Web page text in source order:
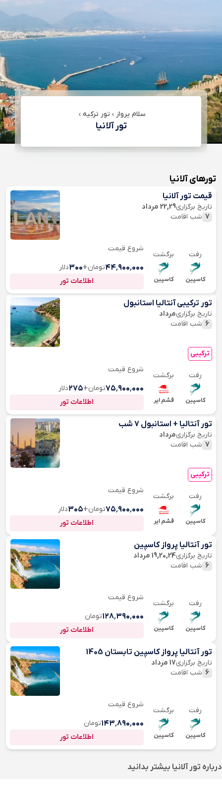
سلام پرواز تور ترکیه
تور آلانیا
تورهای آلانیا
تور آنتالیا + استانبول 7 شب
تاریخ برگزاریمرداد
7 شب اقامت
ترکیبی
رفت
کاسپین
برگشت
قشم ایر
شروع قیمت
۷۵٬۹۰۰٬۰۰۰تومان+۳۰۵دلار
اطلاعات تور
تور ترکیبی آنتالیا استانبول
تاریخ برگزاریمرداد
6 شب اقامت
ترکیبی
رفت
کاسپین
برگشت
قشم ایر
شروع قیمت
۷۵٬۹۰۰٬۰۰۰تومان+۲۷۵دلار
اطلاعات تور
قیمت تور آلانیا
تاریخ برگزاری22,29 مرداد
7 شب اقامت
رفت
کاسپین
برگشت
کاسپین
شروع قیمت
۴۴٬۹۰۰٬۰۰۰تومان+۳۰۰دلار
اطلاعات تور
تور آنتالیا پرواز کاسپین
تاریخ برگزاری19,20,24 مرداد
6 شب اقامت
رفت
کاسپین
برگشت
کاسپین
شروع قیمت
۱۲۸٬۳۹۰٬۰۰۰تومان
اطلاعات تور
تور آنتالیا پرواز کاسپین تابستان 1405
تاریخ برگزاری17 مرداد
6 شب اقامت
رفت
کاسپین
برگشت
کاسپین
شروع قیمت
۱۴۳٬۸۹۰٬۰۰۰تومان
اطلاعات تور
درباره تور آلانیا بیشتر بدانید